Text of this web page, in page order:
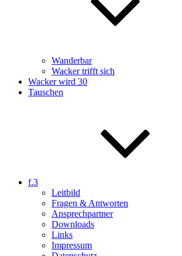
Wanderbar
Wacker trifft sich
Wacker wird 30
Tauschen
f.3
Leitbild
Fragen & Antworten
Ansprechpartner
Downloads
Links
Impressum